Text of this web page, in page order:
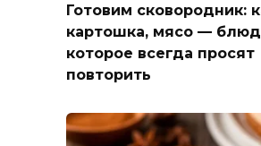
Готовим сковородник:
картошка, мясо —
которое всегда просят
повторить